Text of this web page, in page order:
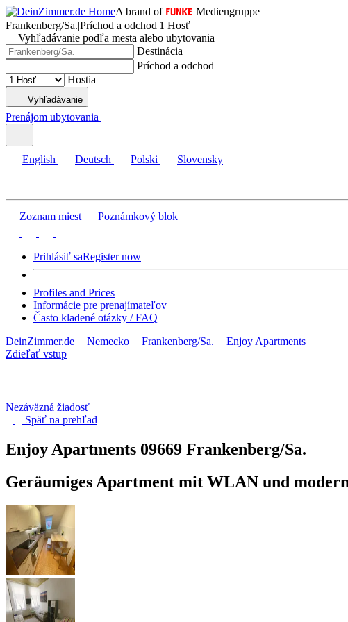
A brand of
Mediengruppe
Frankenberg/Sa.|Príchod a odchod|1 Hosť
Vyhľadávanie podľa mesta alebo ubytovania
Destinácia
Príchod a odchod
Hostia
Vyhľadávanie
Prenájom ubytovania
English Deutsch Polski Slovensky
Zoznam miest Poznámkový blok
Prihlásiť saRegister now
Profiles and Prices
Informácie pre prenajímateľov
Často kladené otázky / FAQ
DeinZimmer.de
Nemecko Frankenberg/Sa.
Enjoy Apartments
Zdieľať vstup
Nezáväzná žiadosť
Späť na prehľad
Enjoy Apartments 09669 Frankenberg/Sa.
Geräumiges Apartment mit WLAN und